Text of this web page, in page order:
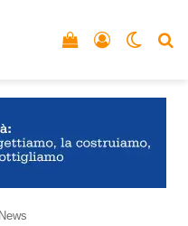
Accedi
Vedi il carrello
News